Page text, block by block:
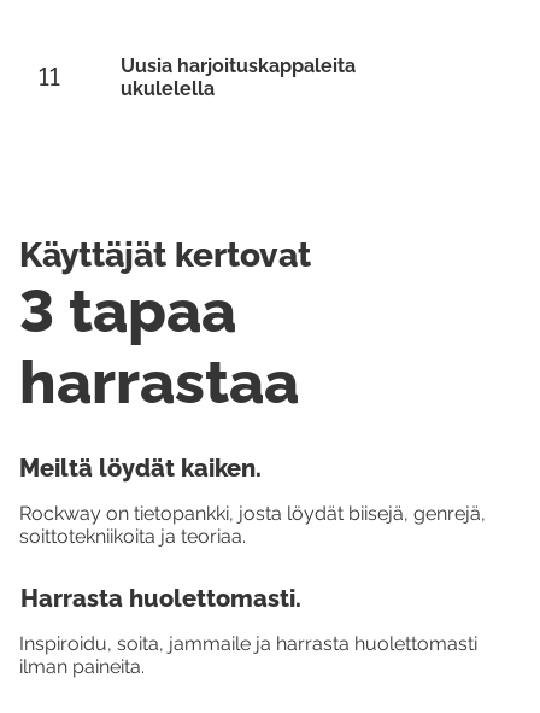
Uusia harjoituskappaleita
ukulelella
11
Käyttäjät kertovat
Meiltä löydät kaiken.
Rockway on tietopankki, josta löydät biisejä, genrejä,
soittotekniikoita ja teoriaa.
Harrasta huolettomasti.
Inspiroidu, soita, jammaile ja harrasta huolettomasti
ilman paineita.
3 tapaa
harrastaa